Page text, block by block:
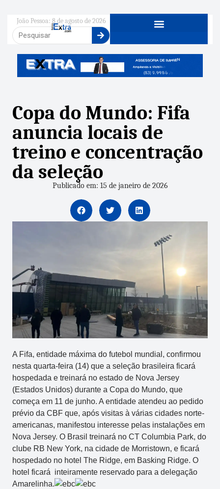
João Pessoa: 8 de agosto de 2026
Copa do Mundo: Fifa
anuncia locais de
treino e concentração
da seleção
Publicado em: 15 de janeiro de 2026
A Fifa, entidade máxima do futebol mundial, confirmou
nesta quarta-feira (14) que a seleção brasileira ficará
hospedada e treinará no estado de Nova Jersey
(Estados Unidos) durante a Copa do Mundo, que
começa em 11 de junho. A entidade atendeu ao pedido
prévio da CBF que, após visitas à várias cidades norte-
americanas, manifestou interesse pelas instalações em
Nova Jersey. O Brasil treinará no CT Columbia Park, do
clube RB New York, na cidade de Morristown, e ficará
hospedado no hotel The Ridge, em Basking Ridge. O
hotel ficará inteiramente reservado para a delegação
Amarelinha.